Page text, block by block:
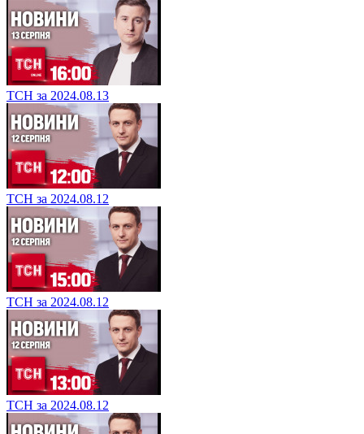
ТСН за 2024.08.13
ТСН за 2024.08.12
ТСН за 2024.08.12
ТСН за 2024.08.12